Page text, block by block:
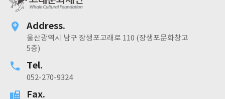
Address.
울산광역시 남구 장생포고래로 110 (장생포문화창고
5층)
Tel.
052-270-9324
Fax.